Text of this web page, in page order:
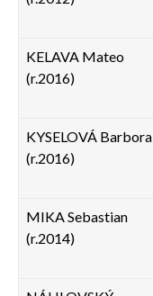
KELAVA Mateo
(r.2016)
KYSELOVÁ Barbora
(r.2016)
MIKA Sebastian
(r.2014)